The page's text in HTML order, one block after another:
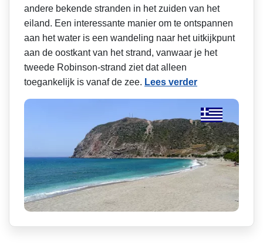
andere bekende stranden in het zuiden van het
eiland. Een interessante manier om te ontspannen
aan het water is een wandeling naar het uitkijkpunt
aan de oostkant van het strand, vanwaar je het
tweede Robinson-strand ziet dat alleen
toegankelijk is vanaf de zee. Lees verder